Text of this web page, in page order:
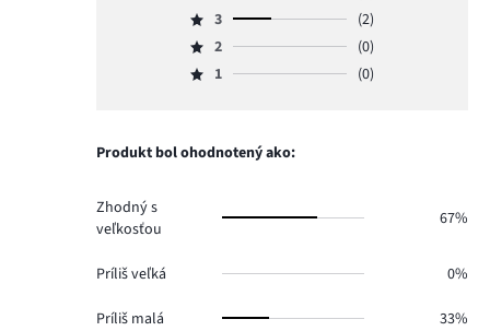
počet
hlasov
4,
počet
hlasov
Hodnotenie
3,
počet
3
(2)
Hodnotenie
2,
0.
2
(0)
Hodnotenie
hlasov
1 (0)
Produkt bol ohodnotený ako:
Zhodný s
veľkosťou
67%
Príliš veľká 0%
Príliš malá 33%